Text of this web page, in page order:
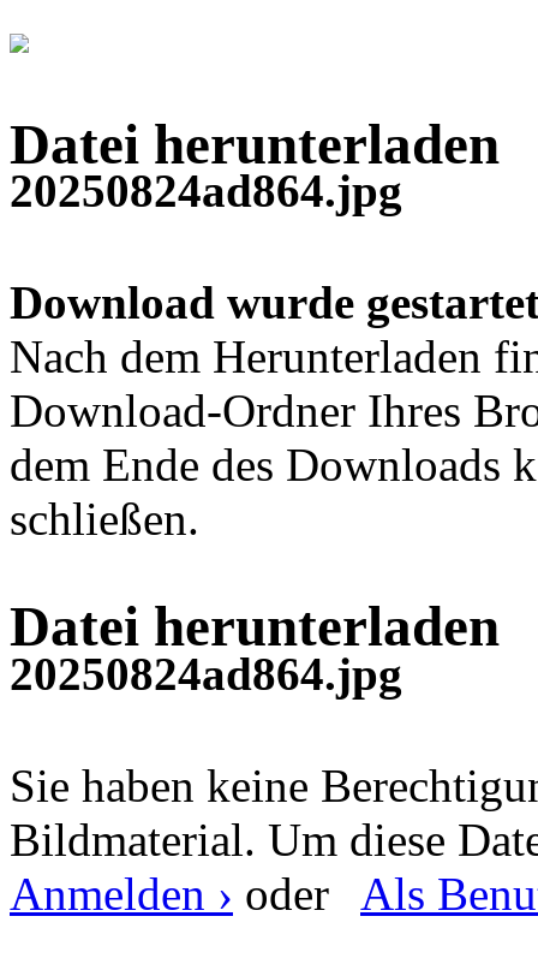
Datei herunterladen
20250824ad864.jpg
Download wurde
Nach dem Herunterladen
Download-Ordner Ihres
dem Ende des Downloads
schließen.
Datei herunterladen
20250824ad864.jpg
Sie haben keine
Bildmaterial. Um diese
Anmelden › oder Als